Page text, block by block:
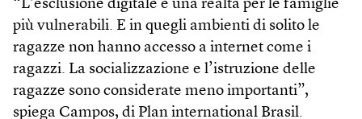
“L’esclusione digitale è una realtà per le famiglie
più vulnerabili. E in quegli ambienti di solito le
ragazze non hanno accesso a internet come i
ragazzi. La socializzazione e l’istruzione delle
ragazze sono considerate meno importanti”,
spiega Campos, di Plan international Brasil.